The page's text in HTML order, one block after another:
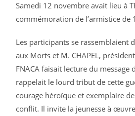
Samedi 12 novembre avait lieu à
commémoration de l’armistice de
Les participants se rassemblaient
aux Morts et M. CHAPEL,
FNACA faisait lecture du message
rappelait le lourd tribut de cette
courage héroïque et exemplaire
conflit. Il invite la jeunesse à